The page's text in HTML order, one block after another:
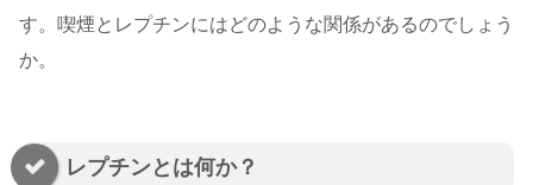
す。喫煙とレプチンにはどのような関係があるのでしょう
か。
レプチンとは何か？